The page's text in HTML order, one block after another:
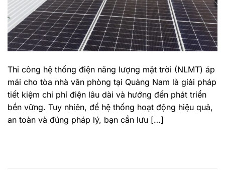
Thi công hệ thống điện năng lượng mặt trời (NLMT) áp
mái cho tòa nhà văn phòng tại Quảng Nam là giải pháp
tiết kiệm chi phí điện lâu dài và hướng đến phát triển
bền vững. Tuy nhiên, để hệ thống hoạt động hiệu quả,
an toàn và đúng pháp lý, bạn cần lưu […]